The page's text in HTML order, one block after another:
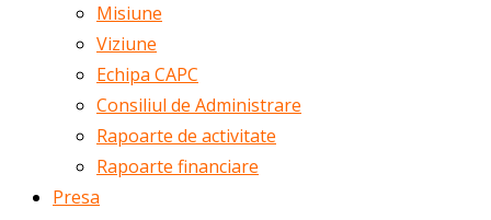
Misiune
Viziune
Echipa CAPC
Consiliul de Administrare
Rapoarte de activitate
Rapoarte financiare
Presa